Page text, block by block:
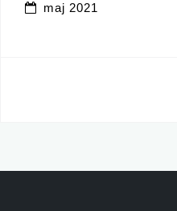
maj 2021